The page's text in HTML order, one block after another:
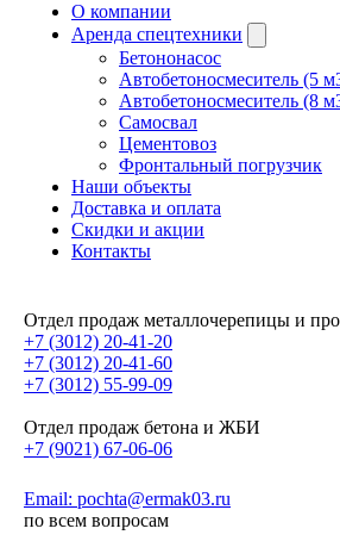
О компании
Аренда спецтехники
Бетононасос
Автобетоносмеситель (5
Автобетоносмеситель (8
Самосвал
Цементовоз
Фронтальный погрузчик
Наши объекты
Доставка и оплата
Скидки и акции
Контакты
Отдел продаж металлочерепицы и
+7 (3012) 20-41-20
+7 (3012) 20-41-60
+7 (3012) 55-99-09
Отдел продаж бетона и ЖБИ
+7 (9021) 67-06-06
Email: pochta@ermak03.ru
по всем вопросам